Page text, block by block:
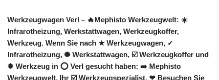
Werkzeugwagen Verl – 🔥Mephisto Werkzeugwelt: ☀️
Infrarotheizung, Werkstattwagen, Werkzeugkoffer,
Werkzeug. Wenn Sie nach ★ Werkzeugwagen, ✓
Infrarotheizung, ✺ Werkstattwagen, ☑️ Werkzeugkoffer und
✹ Werkzeug in ⭕ Verl gesucht haben: ➡️ Mephisto
Werkzeugwelt, Ihr ☑️ Werkzeugspezialist. ❤ Besuchen Sie